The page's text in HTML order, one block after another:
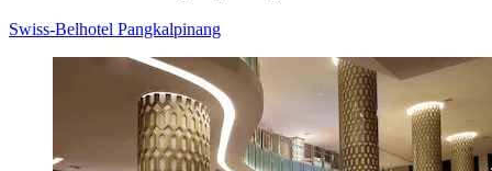
Swiss-Belhotel Pangkalpinang